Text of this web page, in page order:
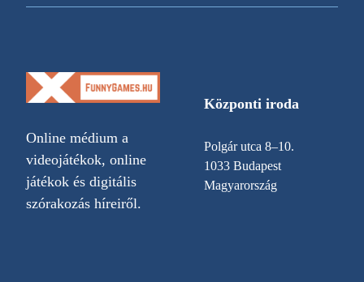
Online médium a
videojátékok, online
játékok és digitális
szórakozás híreiről.
Központi iroda
Polgár utca 8–10.
1033 Budapest
Magyarország